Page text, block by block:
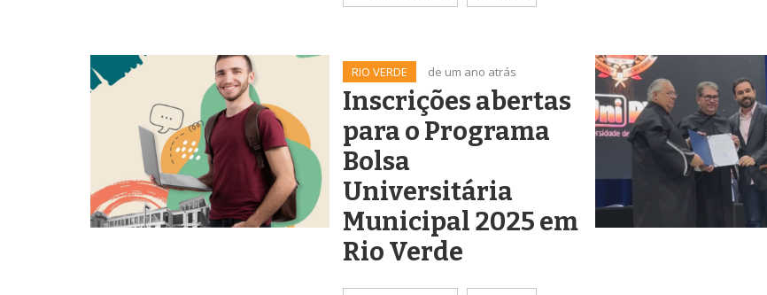
RIO VERDE de um ano atrás
Inscrições abertas
para o Programa
Bolsa
Universitária
Municipal 2025 em
Rio Verde